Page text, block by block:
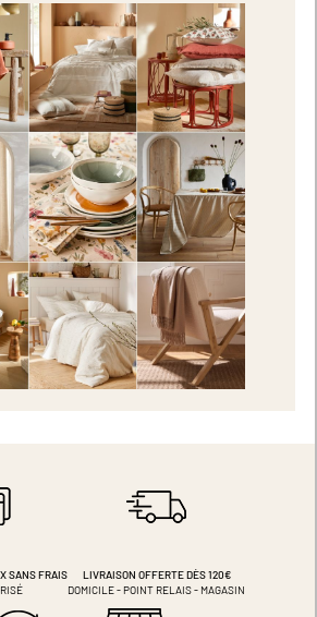
SANS FRAIS
LIVRAISON OFFERTE DÈS 120€
DOMICILE - POINT RELAIS - MAGASIN